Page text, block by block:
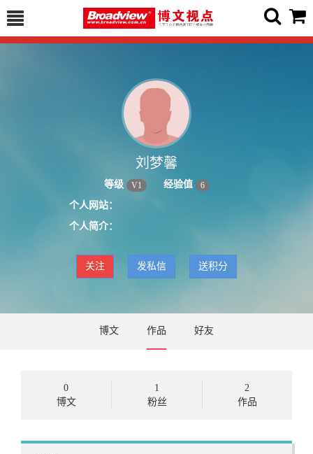
刘梦馨
等级 V1 经验值 6
个人网站：
个人简介：
关注 发私信 送积分
博文 作品 好友
0
博文
1
粉丝
2
作品